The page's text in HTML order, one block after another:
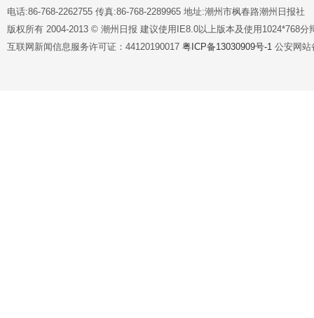
电话:86-768-2262755 传真:86-768-2289965 地址:潮州市枫春路潮州日报社
版权所有 2004-2013 © 潮州日报 建议使用IE8.0以上版本及使用1024*768分
互联网新闻信息服务许可证：44120190017 粤ICP备13030909号-1 公安网站